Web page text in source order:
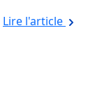
Lire l'article